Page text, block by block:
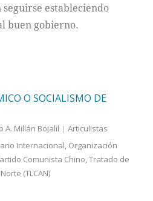
estableciendo
buen gobierno.
O SOCIALISMO DE
A. Millán Bojalil
Articulistas
Internacional, Organización
Comunista Chino,Tratado de
(TLCAN)